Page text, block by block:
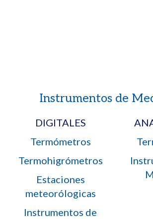
Instrumentos de
DIGITALES
Termómetros
Termohigrómetros
Estaciones
meteorólogicas
Instrumentos de